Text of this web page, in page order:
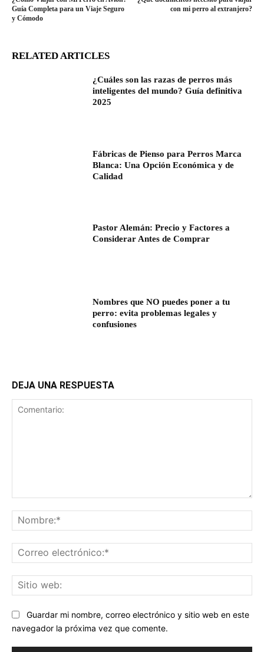
Guía Completa para un Viaje Seguro
y Cómodo
con mi perro al extranjero?
RELATED ARTICLES
¿Cuáles son las razas de perros más
inteligentes del mundo? Guía definitiva
2025
Fábricas de Pienso para Perros Marca
Blanca: Una Opción Económica y de
Calidad
Pastor Alemán: Precio y Factores a
Considerar Antes de Comprar
Nombres que NO puedes poner a tu
perro: evita problemas legales y
confusiones
DEJA UNA RESPUESTA
Guardar mi nombre, correo electrónico y sitio web en este
navegador la próxima vez que comente.